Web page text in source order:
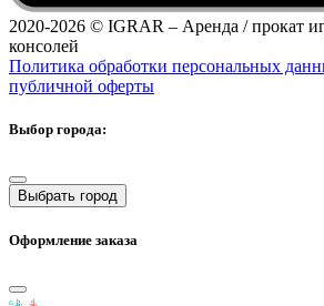
2020-2026 © IGRAR – Аренда / прокат
консолей
Политика обработки персональных
публичной оферты
Выбор города:
Выбрать город
Оформление заказа